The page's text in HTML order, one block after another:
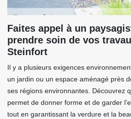
Faites appel à un
prendre soin de vos
Steinfort
Il y a plusieurs exigences
un jardin ou un espace aménagé près
ses régions environnantes. Découvrez
permet de donner forme et de garder
tout en garantissant la verdure et la